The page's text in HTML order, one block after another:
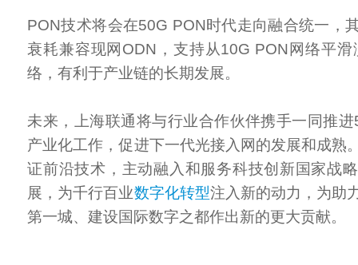
PON技术将会在50G PON时代走向融合统一，
衰耗兼容现网ODN，支持从10G PON网络平
络，有利于产业链的长期发展。
未来，上海联通将与行业合作伙伴携手一同推
产业化工作，促进下一代光接入网的发展和成熟
证前沿技术，主动融入和服务科技创新国家战
展，为千行百业数字化转型注入新的动力，为助
第一城、建设国际数字之都作出新的更大贡献。